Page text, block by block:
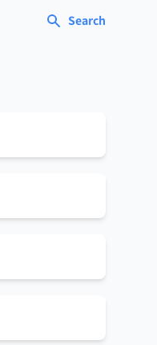
Search